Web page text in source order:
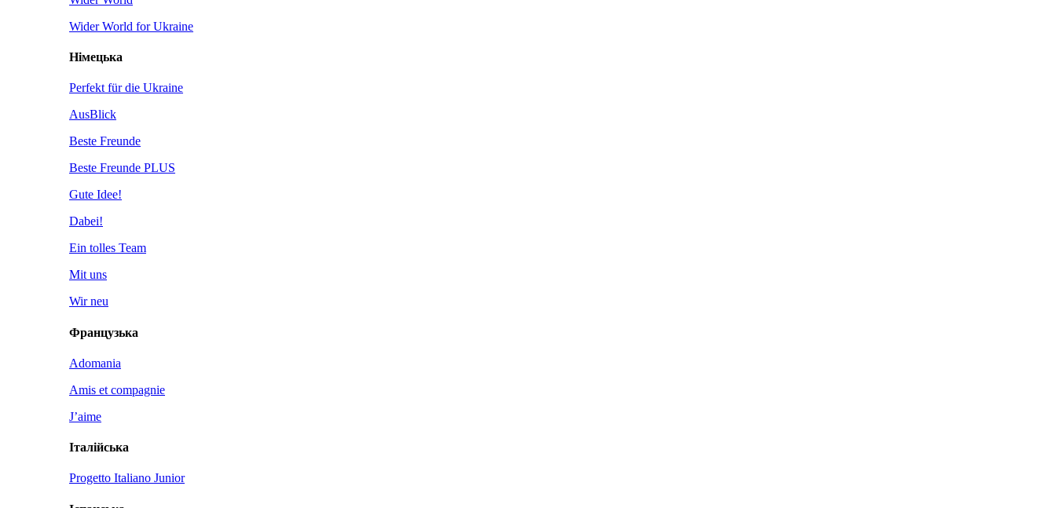
Wider World for Ukraine
Німецька
Perfekt für die Ukraine
AusBlick
Beste Freunde
Beste Freunde PLUS
Gute Idee!
Dabei!
Ein tolles Team
Mit uns
Wir neu
Французька
Adomania
Amis et compagnie
J’aime
Італійська
Progetto Italiano Junior